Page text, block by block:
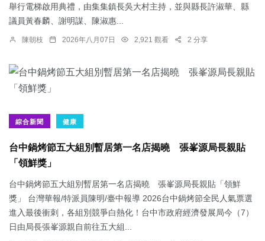
舉行電梯啟用典禮，由集集鎮長吳大村主持，並與縣長許淑華、縣
議員黃春麟、謝明謀、陳淑惠...
陳朝枝 2026年八月07日 2,921 觀看 2 分享
綜合新聞 健康
台中鍋烤節五大組別暫居第一名店揭曉 張峯源局長親貼
「領鮮獎」
台中鍋烤節五大組別暫居第一名店揭曉 張峯源局長親貼「領鮮
獎」 台灣華報/特派員陳明/臺中報導 2026台中鍋烤節全民人氣票選
進入最後衝刺，各組別競爭白熱化！台中市政府經濟發展局今（7）
日由局長張峯源親自前往五大組...